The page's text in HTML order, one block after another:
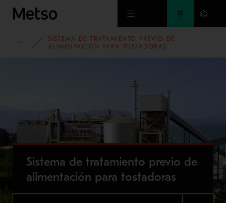
Ir al contenido principal
PORTAFOLIO
SISTEMA DE TRATAMIENTO PREVIO DE
ALIMENTACIÓN PARA TOSTADORAS
Sistema de tratamiento previo de
alimentación para tostadoras